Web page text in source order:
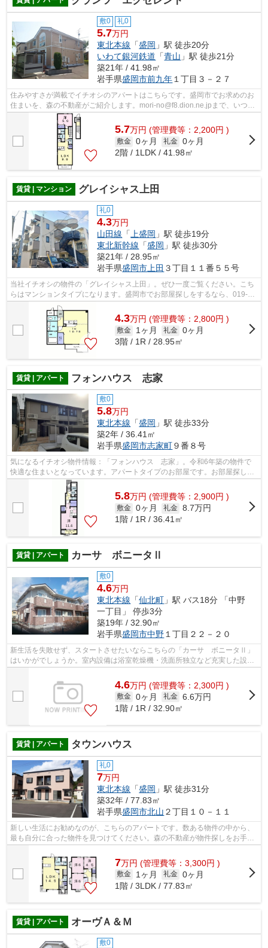
敷0 礼0
5.7万円
東北本線 「盛岡 」駅 徒歩20分
いわて銀河鉄道 「青山 」駅 徒歩21分
築21年 / 41.98㎡
岩手県盛岡市前九年 １丁目３－２７
住みやすさが満載でイチオシのアパートはこちらです。盛岡市でお求めのお
住まいを、森の不動産がご紹介します。mori-no@f8.dion.ne.jpまで、いつで
もお問い合わせ下さい。
5.7万円 (管理費等：2,200円 )
敷金 0ヶ月 礼金 0ヶ月
2階 / 1LDK / 41.98㎡
賃貸 | マンション グレイシャス上田
礼0
4.3万円
山田線 「 上盛岡 」駅 徒歩19分
東北新幹線 「盛岡 」駅 徒歩30分
築21年 / 28.95㎡
岩手県盛岡市 上田 ３丁目１１番５５号
当社イチオシの物件の「グレイシャス上田」。ぜひ一度ご覧ください。こち
らはマンションタイプになります。盛岡市でお部屋探しをするなら、019-
606-0555やmori-no@f8.dion.ne.jpからご...
4.3万円 (管理費等：2,800円 )
敷金 1ヶ月 礼金 0ヶ月
3階 / 1R / 28.95㎡
賃貸 | アパート フォンハウス 志家
敷0
5.8万円
東北本線 「盛岡 」駅 徒歩33分
築2年 / 36.41㎡
岩手県盛岡市志家町９番８号
気になるイチオシ物件情報：「フォンハウス 志家」。令和6年築の物件で
快適な住まいとなっています。アパートタイプのお部屋です。お部屋探しは
森の不動産の経験豊かなスタッフがサポ...
5.8万円 (管理費等：2,900円 )
敷金 0ヶ月 礼金 8.7万円
1階 / 1R / 36.41㎡
賃貸 | アパート カーサ ボニータⅡ
敷0
4.6万円
東北本線 「仙北町 」駅 バス18分 「中野
一丁目」 停歩3分
築19年 / 32.90㎡
岩手県盛岡市中野１丁目２２－２０
新生活を失敗せず、スタートさせたいならこちらの「カーサ ボニータⅡ」
はいかがでしょうか。室内設備は浴室乾燥機・洗面所独立など充実した設備
4.6万円 (管理費等：2,300円 )
敷金 0ヶ月 礼金 6.6万円
1階 / 1R / 32.90㎡
賃貸 | アパート タウンハウス
礼0
7万円
東北本線 「盛岡 」駅 徒歩31分
築32年 / 77.83㎡
岩手県盛岡市北山 ２丁目１０－１１
新しい生活にお勧めなのが、こちらのアパートです。数ある物件の中から、
最も自分に合った物件を見つけてください。森の不動産が物件探しをお手伝
7万円 (管理費等：3,300円 )
敷金 1ヶ月 礼金 0ヶ月
1階 / 3LDK / 77.83㎡
賃貸 | アパート オーヴＡ＆Ｍ
敷0